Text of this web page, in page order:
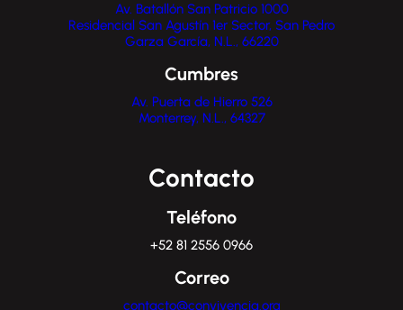
Av. Batallón San Patricio 1000
Residencial San Agustín 1er Sector, San Pedro
Garza García, N.L., 66220
Cumbres
Av. Puerta de Hierro 526
Monterrey, N.L., 64327
Contacto
Teléfono
+52 81 2556 0966
Correo
contacto@convivencia.org